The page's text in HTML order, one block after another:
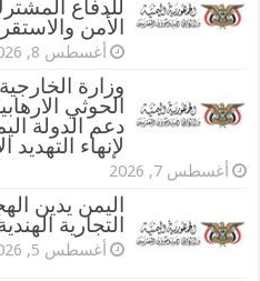
للدفاع
الأمن
أغسطس 8, 2026
وزارة
الحوثي
دعم الدولة
لإنهاء التهديد
أغسطس 7, 2026
اليمن يدين
التجارية
أغسطس 5, 2026